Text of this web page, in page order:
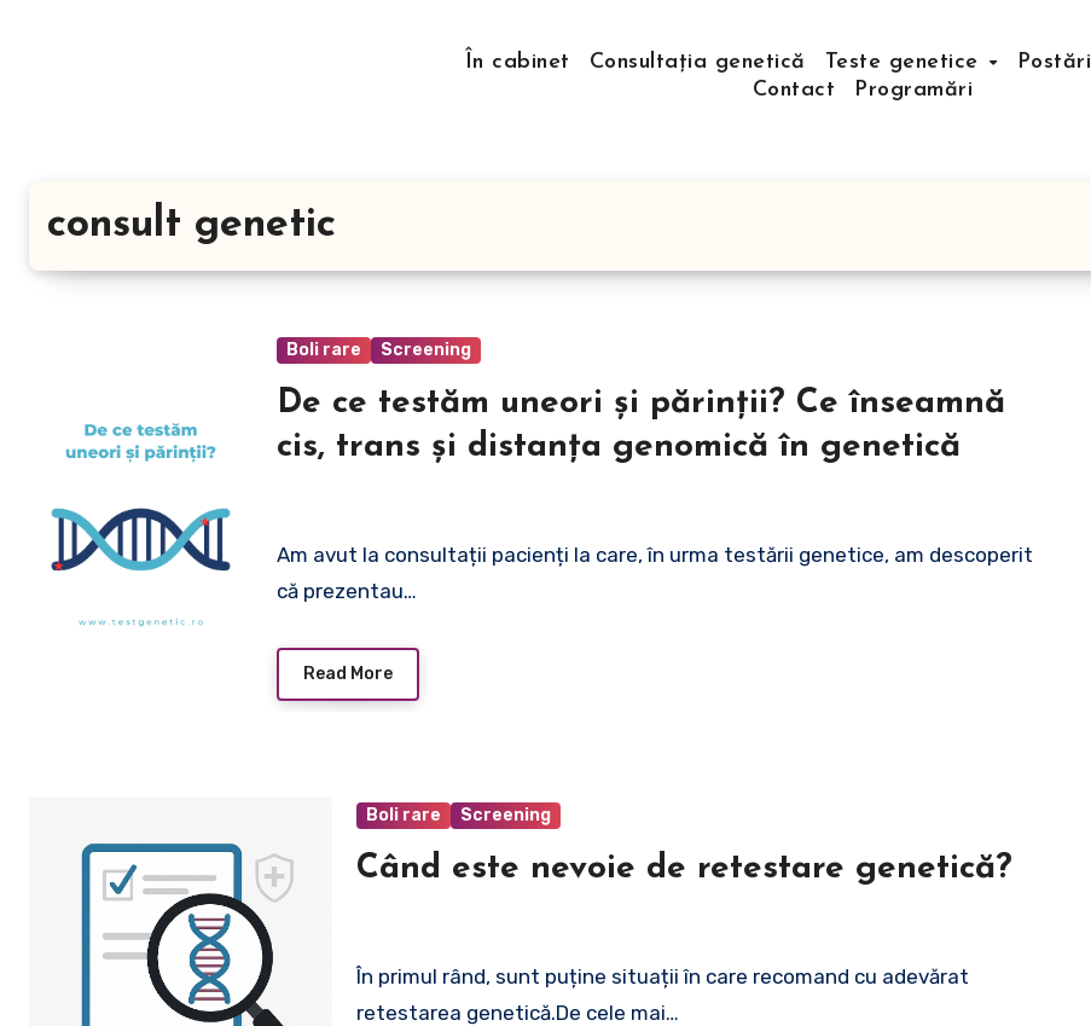
În cabinet Consultația genetică Teste genetice Postări
Contact
Programări
consult genetic
Boli rare Screening
De ce testăm uneori și părinții? Ce înseamnă
cis, trans și distanța genomică în genetică
Am avut la consultații pacienți la care, în urma testării genetice, am descoperit
că prezentau…
Read More
Boli rare Screening
Când este nevoie de retestare genetică?
În primul rând, sunt puține situații în care recomand cu adevărat
retestarea genetică.De cele mai…